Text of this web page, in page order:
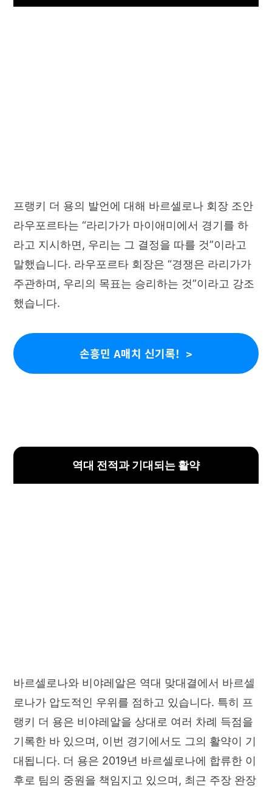
프랭키 더 용의 발언에 대해 바르셀로나 회장 조안
라우포르타는 “라리가가 마이애미에서 경기를 하
라고 지시하면, 우리는 그 결정을 따를 것”이라고
말했습니다. 라우포르타 회장은 “경쟁은 라리가가
주관하며, 우리의 목표는 승리하는 것”이라고 강조
했습니다.
손흥민 A매치 신기록!
역대 전적과 기대되는 활약
바르셀로나와 비야레알은 역대 맞대결에서 바르셀
로나가 압도적인 우위를 점하고 있습니다. 특히 프
랭키 더 용은 비야레알을 상대로 여러 차례 득점을
기록한 바 있으며, 이번 경기에서도 그의 활약이 기
대됩니다. 더 용은 2019년 바르셀로나에 합류한 이
후로 팀의 중원을 책임지고 있으며, 최근 주장 완장